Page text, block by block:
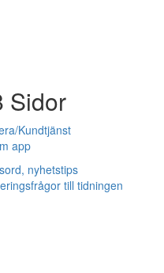
Sidor
Kundtjänst
app
nyhetstips
till tidningen